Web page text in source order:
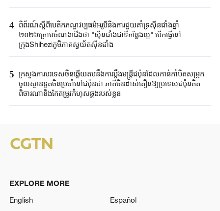
4 ពិព័រណ៍ស្តីពីបេតិកភណ្ឌវប្បធម៌អរូបីនិងការជួយគាំទ្រស៊ីនជាំងឆ្នាំ
២០២៦ក្រោមចំណងជើងថា "ស៊ីនជាំងជាទីកន្លែងល្អ" បើកធ្វើនៅ
ក្រុងShiheziភូមិភាគស្វយ័តស៊ីនជាំង
5 ក្រសួងការបរទេសចិនឆ្លើយតបនឹងការប្តឹងមន្ត្រីជប៉ុនដែលកាន់កាំបិតសម្រុក
ចូលស្ថានទូតចិនប្រចាំនៅជប៉ុនថា ភាគីចិនដាស់តឿនឱ្យប្រទេសជប៉ុនគិត
ពិចារណានិងកែតម្រូវកំហុសឆ្គងរបស់ខ្លួន
EXPLORE MORE
English
Español